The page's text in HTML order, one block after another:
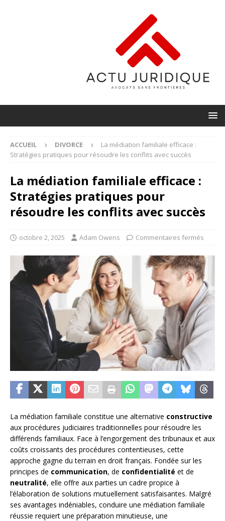
ACCUEIL DIVORCE
La médiation familiale efficace :
Stratégies pratiques pour résoudre les conflits avec succès
La médiation familiale efficace :
Stratégies pratiques pour
résoudre les conflits avec succès
octobre 2, 2025 Adam Owens Commentaires fermés
La médiation familiale constitue une alternative constructive
aux procédures judiciaires traditionnelles pour résoudre les
différends familiaux. Face à l’engorgement des tribunaux et aux
coûts croissants des procédures contentieuses, cette
approche gagne du terrain en droit français. Fondée sur les
principes de communication, de confidentialité et de
neutralité, elle offre aux parties un cadre propice à
l’élaboration de solutions mutuellement satisfaisantes. Malgré
ses avantages indéniables, conduire une médiation familiale
réussie requiert une préparation minutieuse, une